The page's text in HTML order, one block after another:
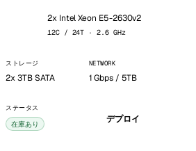
2x Intel Xeon E5-2630v2
12C / 24T · 2.6 GHz
ストレージ
2x 3TB SATA
NETWORK
1 Gbps / 5TB
ステータス
在庫あり デプロイ